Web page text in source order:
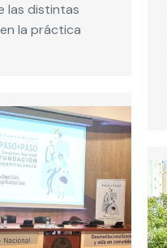
las distintas
la práctica